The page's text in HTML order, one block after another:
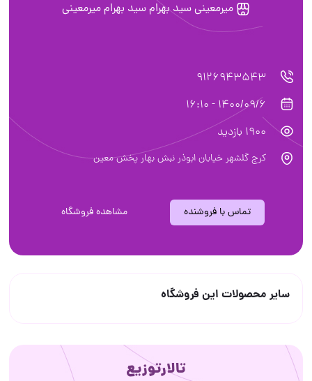
ميرمعيني سيد بهرام سید بهرام میرمعینی
9126943543
1400/09/6 - 16:10
1900 بازدید
كرج گلشهر خیابان ابوذر نبش بهار پخش معین
تماس با فروشنده مشاهده فروشگاه
سایر محصولات این فروشگاه
تالارتوزیع